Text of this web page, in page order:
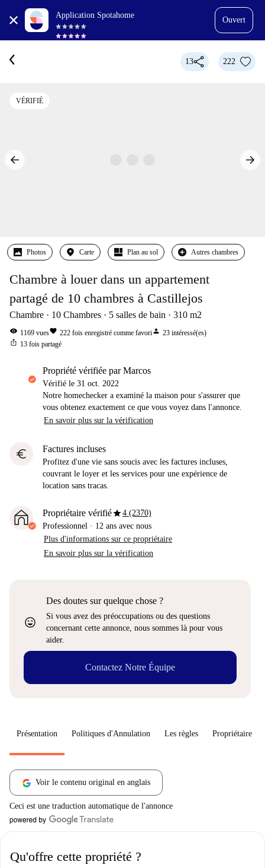
Application Spotahome
Ouvert
13 222
VÉRIFIÉ
Photos Carte Plan au sol Autres chambres
Chambre à louer dans un appartement
partagé de 10 chambres à Castillejos
Chambre 10 Chambres 5 salles de bain 310 m2
visibility 1169 vuesfavorite 222 fois enregistré comme favoriperson 23 intéressé(es)
ios_share 13 fois partagé
propriété vérifiée par Marcos
Vérifié le 31 oct. 2022
Notre homechecker a examiné la maison pour s'assurer que
vous obtenez exactement ce que vous voyez dans l'annonce.
En savoir plus sur la vérification
euro Factures incluses
Profitez d'une vie sans soucis avec les factures incluses,
couvrant le loyer et les services pour une expérience de
location sans tracas.
Propriétaire vérifiéstar4 (2370)
Professionnel · 12 ans avec nous
Plus d'informations sur ce propriétaire
En savoir plus sur la vérification
sentiment_very_satisfied
Des doutes sur quelque chose ?
Si vous avez des préoccupations ou des questions
concernant cette annonce, nous sommes là pour vous
aider.
Contactez Notre Équipe
Présentation Politiques d'Annulation Les règles Propriétaire
Voir le contenu original en anglais
Ceci est une traduction automatique de l'annonce
Qu'offre cette propriété ?